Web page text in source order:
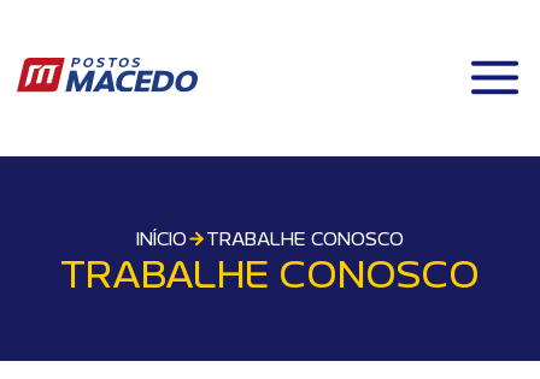
INÍCIO TRABALHE CONOSCO
TRABALHE CONOSCO